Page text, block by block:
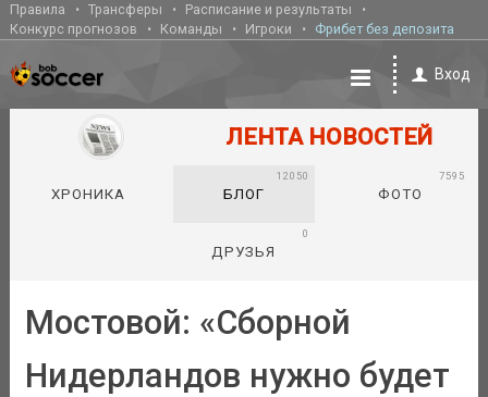
Правила Трансферы
Расписание и результаты
Конкурс прогнозов
Команды Игроки Фрибет без депозита
Вход
ЛЕНТА НОВОСТЕЙ
ХРОНИКА БЛОГ
12050
ФОТО
7595
ДРУЗЬЯ
0
Мостовой: «Сборной
Нидерландов нужно будет